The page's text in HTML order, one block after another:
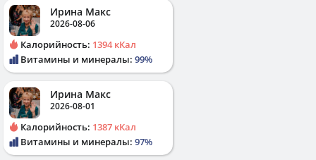
Ирина Макс
2026-08-06
Калорийность: 1394 кКал
Витамины и минералы: 99%
Ирина Макс
2026-08-01
Калорийность: 1387 кКал
Витамины и минералы: 97%